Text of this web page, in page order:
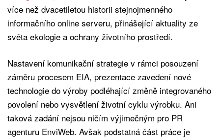
více než dvacetiletou historii stejnojmenného
informačního online serveru, přinášející aktuality ze
světa ekologie a ochrany životního prostředí.
Nastavení komunikační strategie v rámci posouzení
záměru procesem EIA, prezentace zavedení nové
technologie do výroby podléhající změně integrovaného
povolení nebo vysvětlení životní cyklu výrobku. Ani
taková zadání nejsou ničím výjimečným pro PR
agenturu EnviWeb. Avšak podstatná část práce je